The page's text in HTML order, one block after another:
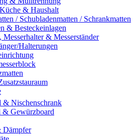
& Haushalt
/ Schubladenmatten / Schrankmatten
& Besteckeinlagen
Messerhalter & Messerständer
Halterungen
& Nischenschrank
& Gewürzboard
Dämpfer